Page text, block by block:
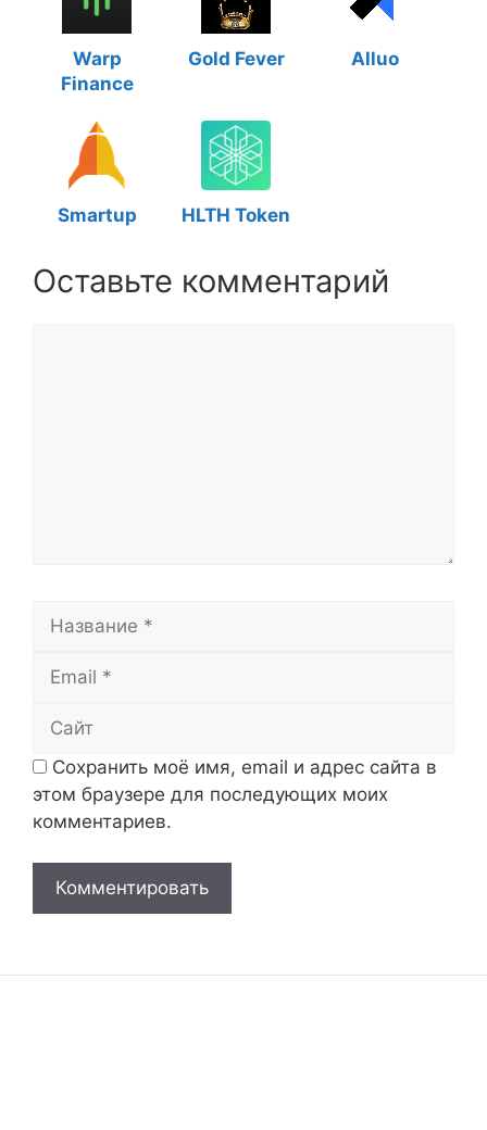
Warp
Finance
Gold Fever Alluo
Smartup HLTH Token
Оставьте комментарий
Сохранить моё имя, email и адрес сайта в
этом браузере для последующих моих
комментариев.